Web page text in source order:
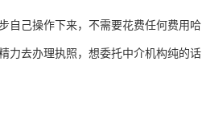
自己操作下来，不需要花费任何费用哈
力去办理执照，想委托中介机构纯的